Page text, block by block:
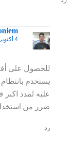
4 أكتوبر، 2021 الساعة 1:50 ص
للحصول على
يستخدم
عليه لمدد
ضرر من
رد